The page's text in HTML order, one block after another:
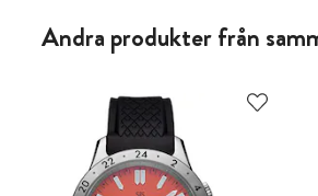
Andra produkter från